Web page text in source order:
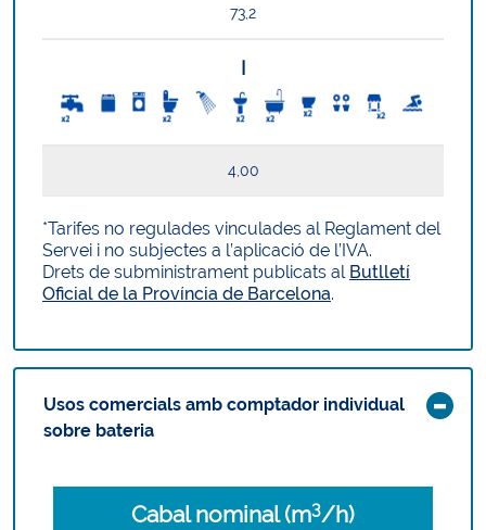
73,2
I
4,00
*Tarifes no regulades vinculades al Reglament del
Servei i no subjectes a l’aplicació de l’IVA.
Drets de subministrament publicats al Butlletí
Oficial de la Província de Barcelona.
Usos comercials amb comptador individual
sobre bateria
Cabal nominal (m3/h)